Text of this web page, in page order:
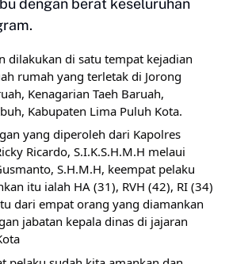
dengan berat keseluruhan
dilakukan di satu tempat kejadian
rumah yang terletak di Jorong
Kenagarian Taeh Baruah,
Kabupaten Lima Puluh Kota.
yang diperoleh dari Kapolres
Ricardo, S.I.K.S.H.M.H melaui
S.H.M.H, keempat pelaku
itu ialah HA (31), RVH (42), RI (34)
dari empat orang yang diamankan
jabatan kepala dinas di jajaran